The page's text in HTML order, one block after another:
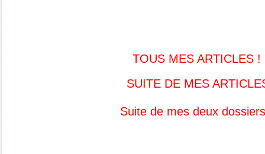
TOUS MES ARTICLES !
SUITE DE MES
Suite de mes deux